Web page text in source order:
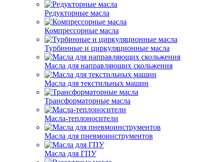
Редукторные масла
Компрессорные масла
Турбинные и циркуляционные масла
Масла для направляющих скольжения
Масла для текстильных машин
Трансформаторные масла
Масла-теплоносители
Масла для пневмоинструментов
Масла для ГПУ